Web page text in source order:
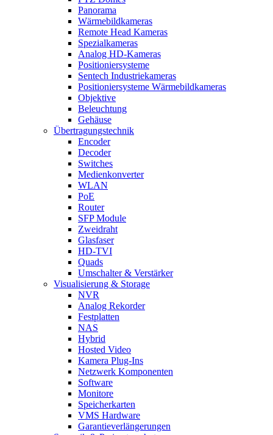
Panorama
Wärmebildkameras
Remote Head Kameras
Spezialkameras
Analog HD-Kameras
Positioniersysteme
Sentech Industriekameras
Positioniersysteme Wärmebildkameras
Objektive
Beleuchtung
Gehäuse
Übertragungstechnik
Encoder
Decoder
Switches
Medienkonverter
WLAN
PoE
Router
SFP Module
Zweidraht
Glasfaser
HD-TVI
Quads
Umschalter & Verstärker
Visualisierung & Storage
NVR
Analog Rekorder
Festplatten
NAS
Hybrid
Hosted Video
Kamera Plug-Ins
Netzwerk Komponenten
Software
Monitore
Speicherkarten
VMS Hardware
Garantieverlängerungen